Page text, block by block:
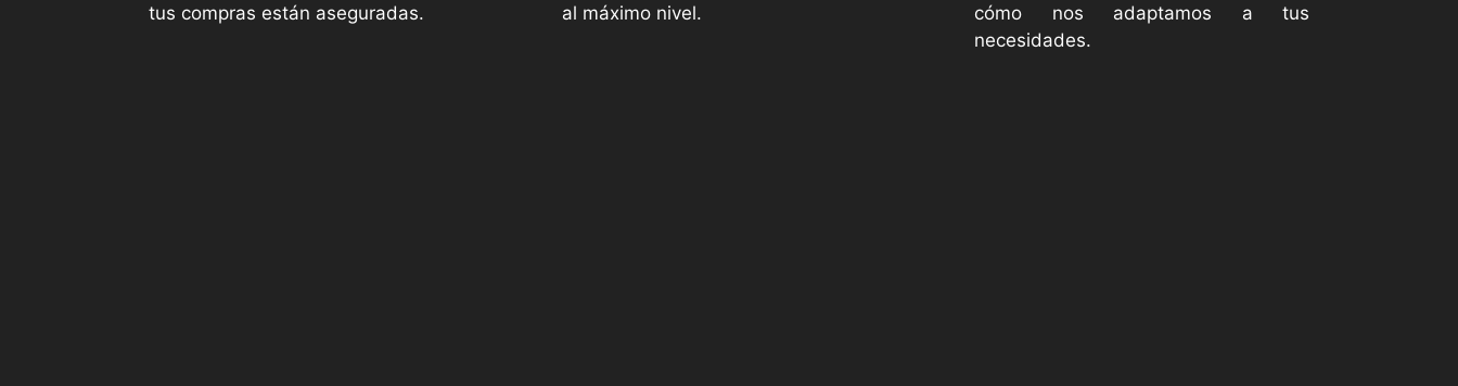
tus compras están aseguradas.
al máximo nivel.
cómo nos adaptamos a tus
necesidades.